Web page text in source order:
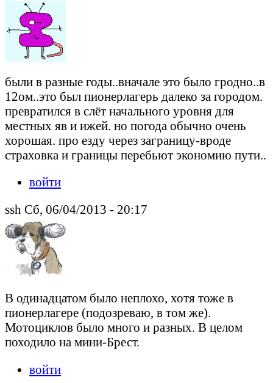
были в разные годы..вначале это было гродно..в
12ом..это был пионерлагерь далеко за городом.
превратился в слёт начального уровня для
местных яв и ижей. но погода обычно очень
хорошая. про езду через заграницу-вроде
страховка и границы перебьют экономию пути..
войти
ssh Сб, 06/04/2013 - 20:17
В одинадцатом было неплохо, хотя тоже в
пионерлагере (подозреваю, в том же).
Мотоциклов было много и разных. В целом
походило на мини-Брест.
войти